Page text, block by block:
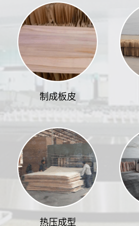
制成板皮
热压成型